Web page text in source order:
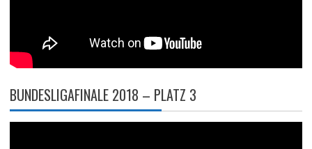
BUNDESLIGAFINALE 2018 – PLATZ 3